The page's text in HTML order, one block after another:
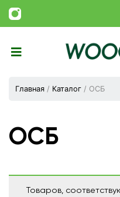
плитних
матеріалів
Главная / Каталог / ОСБ
ОСБ
Товаров,